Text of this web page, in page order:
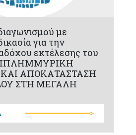
με
για την
εκτέλεσης του
ΑΠΟΚΑΤΑΣΤΑΣΗ
ΣΤΗ ΜΕΓΑΛΗ
>